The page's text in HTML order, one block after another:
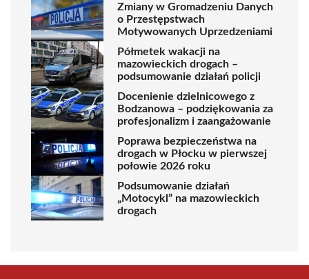
Zmiany w Gromadzeniu Danych
o Przestępstwach
Motywowanych Uprzedzeniami
Półmetek wakacji na
mazowieckich drogach –
podsumowanie działań policji
Docenienie dzielnicowego z
Bodzanowa – podziękowania za
profesjonalizm i zaangażowanie
Poprawa bezpieczeństwa na
drogach w Płocku w pierwszej
połowie 2026 roku
Podsumowanie działań
„Motocykl” na mazowieckich
drogach